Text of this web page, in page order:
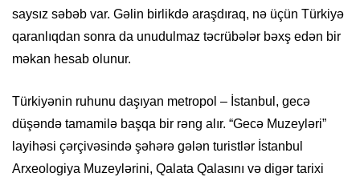
saysız səbəb var. Gəlin birlikdə araşdıraq, nə üçün Türkiyə
qaranlıqdan sonra da unudulmaz təcrübələr bəxş edən bir
məkan hesab olunur.
Türkiyənin ruhunu daşıyan metropol – İstanbul, gecə
düşəndə tamamilə başqa bir rəng alır. “Gecə Muzeyləri”
layihəsi çərçivəsində şəhərə gələn turistlər İstanbul
Arxeologiya Muzeylərini, Qalata Qalasını və digər tarixi